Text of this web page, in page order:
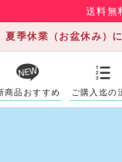
送料無
夏季休業（お盆休み）
商品おすすめ ご購入迄の